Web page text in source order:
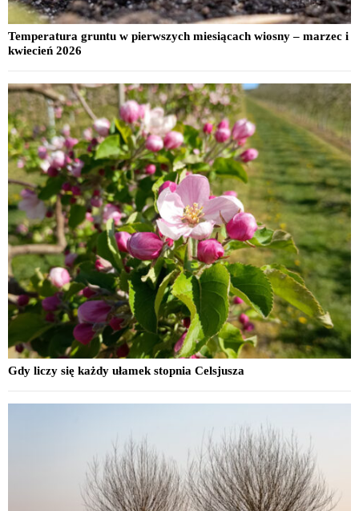
Temperatura gruntu w pierwszych miesiącach wiosny – marzec i
kwiecień 2026
Gdy liczy się każdy ułamek stopnia Celsjusza